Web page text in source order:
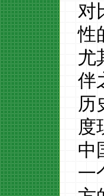
对
性
尤
伴
历
度
中
一